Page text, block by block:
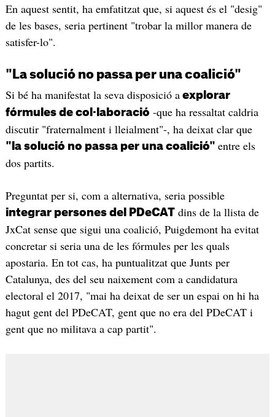
En aquest sentit, ha emfatitzat que, si aquest és el "desig"
de les bases, seria pertinent "trobar la millor manera de
satisfer-lo".
"La solució no passa per una coalició"
Si bé ha manifestat la seva disposició aexplorar
fórmules de col·laboració -que ha ressaltat caldria
discutir "fraternalment i lleialment"-, ha deixat clar que
"la solució no passa per una coalició" entre els
dos partits.
Preguntat per si, com a alternativa, seria possible
integrar persones del PDeCATdins de la llista de
JxCat sense que sigui una coalició, Puigdemont ha evitat
concretar si seria una de les fórmules per les quals
apostaria. En tot cas, ha puntualitzat que Junts per
Catalunya, des del seu naixement com a candidatura
electoral el 2017, "mai ha deixat de ser un espai on hi ha
hagut gent del PDeCAT, gent que no era del PDeCAT i
gent que no militava a cap partit".